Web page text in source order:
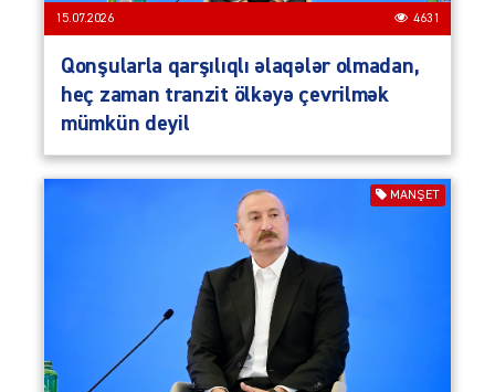
15.07.2026 4631
Qonşularla qarşılıqlı əlaqələr olmadan,
heç zaman tranzit ölkəyə çevrilmək
mümkün deyil
MANŞET